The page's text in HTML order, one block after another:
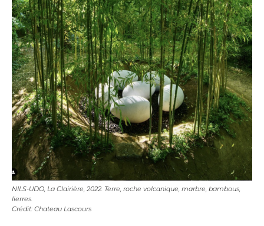
NILS-UDO, La Clairière, 2022. Terre, roche volcanique, marbre, bambous,
lierres.
Crédit: Chateau Lascours